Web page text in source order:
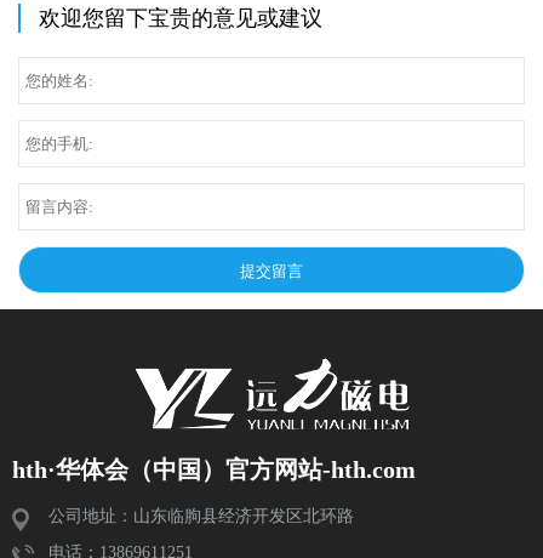
欢迎您留下宝贵的意见或建议
hth·华体会（中国）官方网站-hth.com
公司地址：山东临朐县经济开发区北环路
电话：13869611251